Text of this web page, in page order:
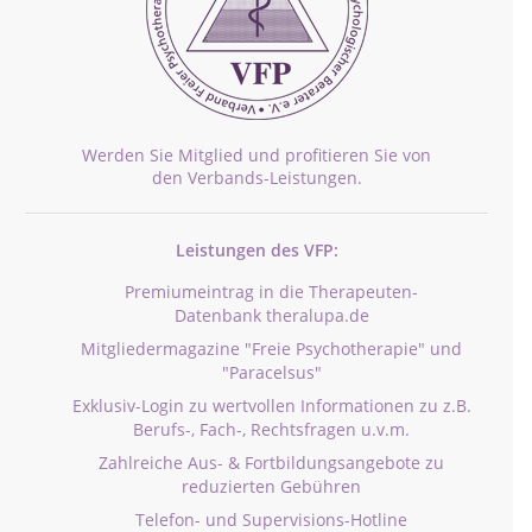
Werden Sie Mitglied und profitieren Sie von
den Verbands-Leistungen.
Leistungen des VFP:
Premiumeintrag in die Therapeuten-
Datenbank theralupa.de
Mitgliedermagazine "Freie Psychotherapie" und
"Paracelsus"
Exklusiv-Login zu wertvollen Informationen zu z.B.
Berufs-, Fach-, Rechtsfragen u.v.m.
Zahlreiche Aus- & Fortbildungsangebote zu
reduzierten Gebühren
Telefon- und Supervisions-Hotline